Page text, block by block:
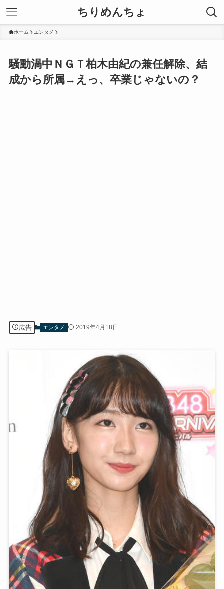
ちりめんちょ
ホーム エンタメ
騒動渦中ＮＧＴ柏木由紀の兼任解除、結
成から所属→えっ、卒業じゃないの？
広告 エンタメ 2019年4月18日